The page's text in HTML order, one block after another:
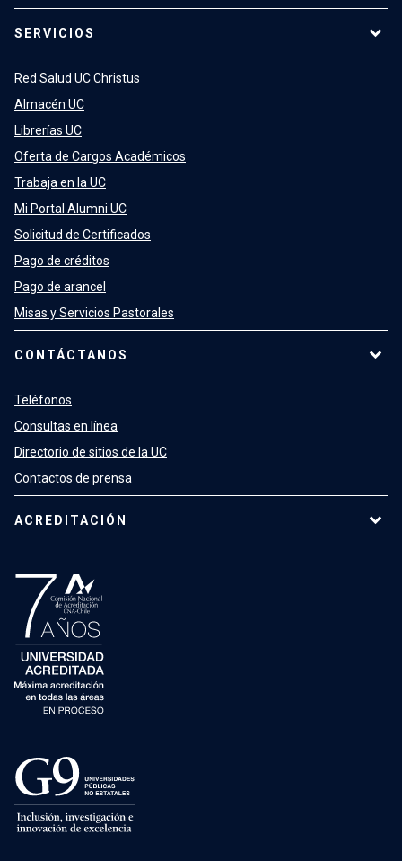
SERVICIOS
Red Salud UC Christus
Almacén UC
Librerías UC
Oferta de Cargos Académicos
Trabaja en la UC
Mi Portal Alumni UC
Solicitud de Certificados
Pago de créditos
Pago de arancel
Misas y Servicios Pastorales
CONTÁCTANOS
Teléfonos
Consultas en línea
Directorio de sitios de la UC
Contactos de prensa
ACREDITACIÓN